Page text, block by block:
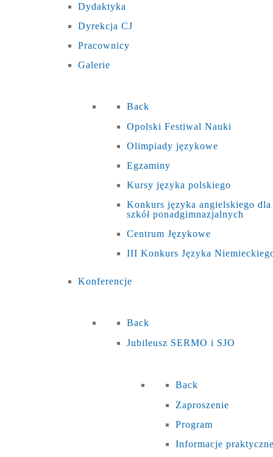
Dydaktyka
Dyrekcja CJ
Pracownicy
Galerie
Back
Opolski Festiwal Nauki
Olimpiady językowe
Egzaminy
Kursy języka polskiego
Konkurs języka angielskiego dla
szkół ponadgimnazjalnych
Centrum Językowe
III Konkurs Języka
Konferencje
Back
Jubileusz SERMO i SJO
Back
Zaproszenie
Program
Informacje